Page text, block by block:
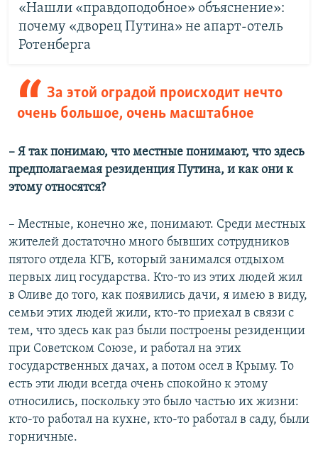
«Нашли «правдоподобное» объяснение»:
почему «дворец Путина» не апарт-отель
Ротенберга
За этой оградой происходит нечто
очень большое, очень масштабное
– Я так понимаю, что местные понимают, что здесь
предполагаемая резиденция Путина, и как они к
этому относятся?
– Местные, конечно же, понимают. Среди местных
жителей достаточно много бывших сотрудников
пятого отдела КГБ, который занимался отдыхом
первых лиц государства. Кто-то из этих людей жил
в Оливе до того, как появились дачи, я имею в виду,
семьи этих людей жили, кто-то приехал в связи с
тем, что здесь как раз были построены резиденции
при Советском Союзе, и работал на этих
государственных дачах, а потом осел в Крыму. То
есть эти люди всегда очень спокойно к этому
относились, поскольку это было частью их жизни:
кто-то работал на кухне, кто-то работал в саду, были
горничные.